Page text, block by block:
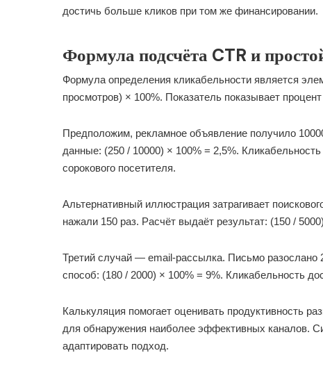
достичь больше кликов при том же финансировании.
Формула подсчёта CTR и
Формула определения кликабельности является
просмотров) × 100%. Показатель показывает
Предположим, рекламное объявление получило
данные: (250 / 10000) × 100% = 2,5%.
сорокового посетителя.
Альтернативный иллюстрация затрагивает
нажали 150 раз. Расчёт выдаёт результат: (150 /
Третий случай — email-рассылка. Письмо
способ: (180 / 2000) × 100% = 9%. Кликабельность
Калькуляция помогает оценивать продуктивность
для обнаружения наиболее эффективных каналов.
адаптировать подход.